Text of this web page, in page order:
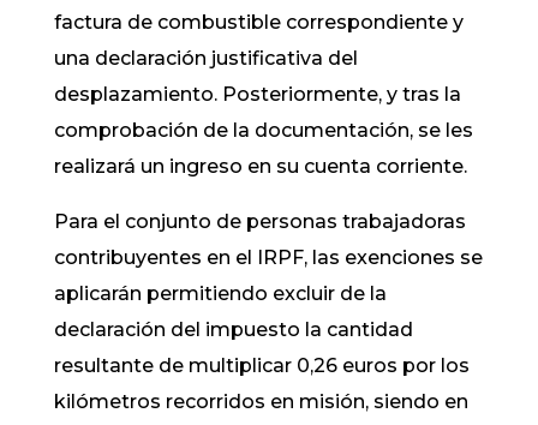
factura de combustible correspondiente y
una declaración justificativa del
desplazamiento. Posteriormente, y tras la
comprobación de la documentación, se les
realizará un ingreso en su cuenta corriente.
Para el conjunto de personas trabajadoras
contribuyentes en el IRPF, las exenciones se
aplicarán permitiendo excluir de la
declaración del impuesto la cantidad
resultante de multiplicar 0,26 euros por los
kilómetros recorridos en misión, siendo en